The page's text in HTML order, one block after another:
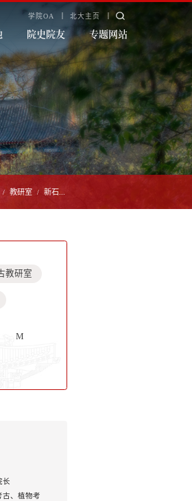
学院OA 北大主页
院史院友 专题网站
/ 教研室 / 新石...
教研室
M
长
古、植物考